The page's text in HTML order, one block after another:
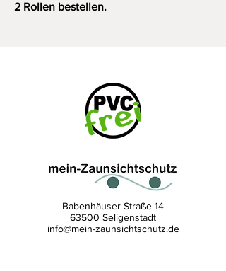
2 Rollen bestellen.
Babenhäuser Straße 14
63500 Seligenstadt
info@mein-zaunsichtschutz.de